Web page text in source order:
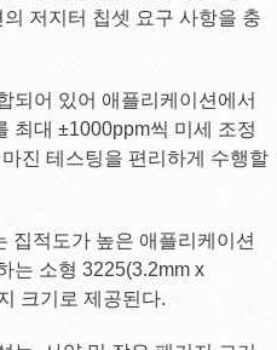
저지터 칩셋 요구 사항을 충
되어 있어 애플리케이션에서
최대 ±1000ppm씩 미세 조정
진 테스팅을 편리하게 수행할
집적도가 높은 애플리케이션
는 소형 3225(3.2mm x
크기로 제공된다.